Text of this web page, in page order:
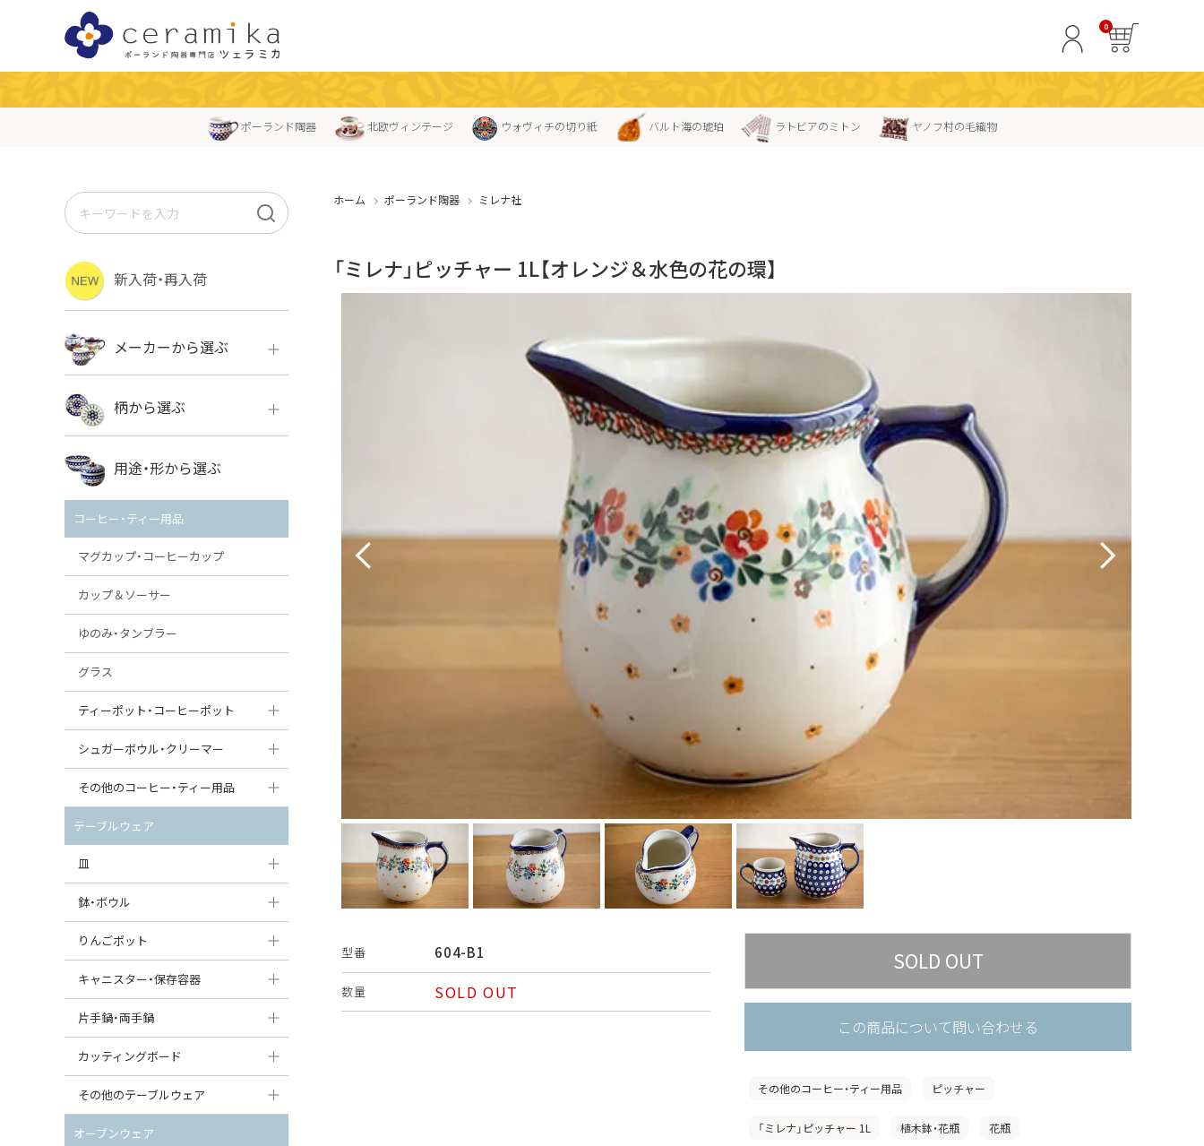
0
ポーランド陶器 北欧ヴィンテージ ウォヴィチの切り紙 バルト海の琥珀 ラトビアのミトン ヤノフ村の毛織物
ホーム ポーランド陶器 ミレナ社
「ミレナ」ピッチャー 1L【オレンジ＆水色の花の環】
型番 604-B1
数量
SOLD OUT
この商品について問い合わせる
その他のコーヒー・ティー用品 ピッチャー
「ミレナ」ピッチャー 1L 植木鉢・花瓶 花瓶
新入荷・再入荷
メーカーから選ぶ
ボレス
VENA
ミレナ
柄から選ぶ
ボレス
用途・形から選ぶ
コーヒー・ティー用品
マグカップ・コーヒーカップ
カップ＆ソーサー
ゆのみ・タンブラー
グラス
ティーポット・コーヒーポット
ティーポット
コーヒーポット
シュガーボウル・クリーマー
シュガーボウル
クリーマー
その他のコーヒー・ティー用品
ポットウォーマー
ピッチャー
コーヒードリッパー
すべて見る
テーブルウェア
皿
大皿（24cm〜）
中皿（18〜24cm）
丸皿
スープ皿
鉢・ボウル
大鉢（21cm〜）
中鉢（16〜21cm）
丸鉢・どんぶり・ボウル
茶碗
りんごポット
りんごポット
りんごポット小
キャニスター・保存容器
キャニスター
つぼ
片手鍋・両手鍋
ソースパン（片手鍋）
スープチュリーン
カッティングボード
角型カッティングボード
丸型カッティングボード
その他のテーブルウェア
調味料入れ
オーブンウェア